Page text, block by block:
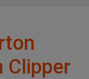
Clipper